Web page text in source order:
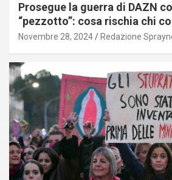
Prosegue la guerra di DAZN
“pezzotto”: cosa rischia chi
Novembre 28, 2024 Redazione